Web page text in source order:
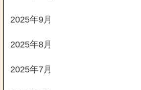
2025年9月
2025年8月
2025年7月